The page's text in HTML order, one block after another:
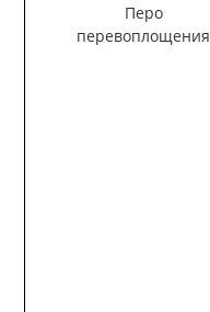
Перо
перевоплощения